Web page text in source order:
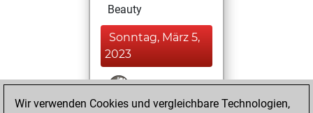
Beauty
Sonntag, März 5,
2023
You won
against Fritz
Fritz
Wir verwenden Cookies und vergleichbare Technologien,